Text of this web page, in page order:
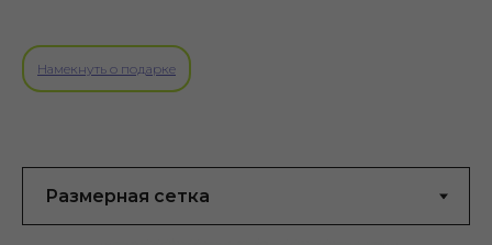
Намекнуть о подарке